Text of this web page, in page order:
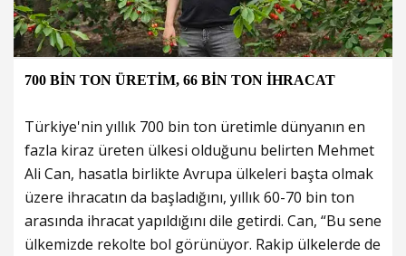
700 BİN TON ÜRETİM, 66 BİN TON İHRACAT
Türkiye'nin yıllık 700 bin ton üretimle dünyanın en
fazla kiraz üreten ülkesi olduğunu belirten Mehmet
Ali Can, hasatla birlikte Avrupa ülkeleri başta olmak
üzere ihracatın da başladığını, yıllık 60-70 bin ton
arasında ihracat yapıldığını dile getirdi. Can, “Bu sene
ülkemizde rekolte bol görünüyor. Rakip ülkelerde de